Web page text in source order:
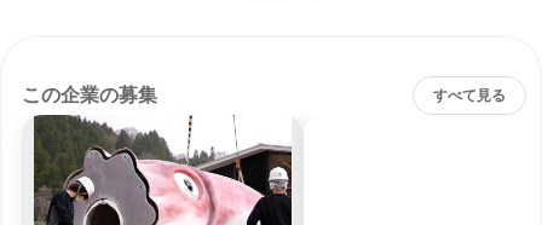
この企業の募集 すべて見る